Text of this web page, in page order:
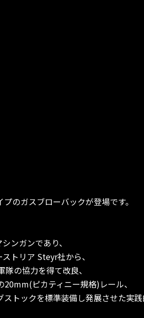
のガスブローバックが登場です。
ンガンであり、
トリア Steyr社から、
の協力を得て改良、
ピカティニー規格)レール、
トックを標準装備し発展させた実践